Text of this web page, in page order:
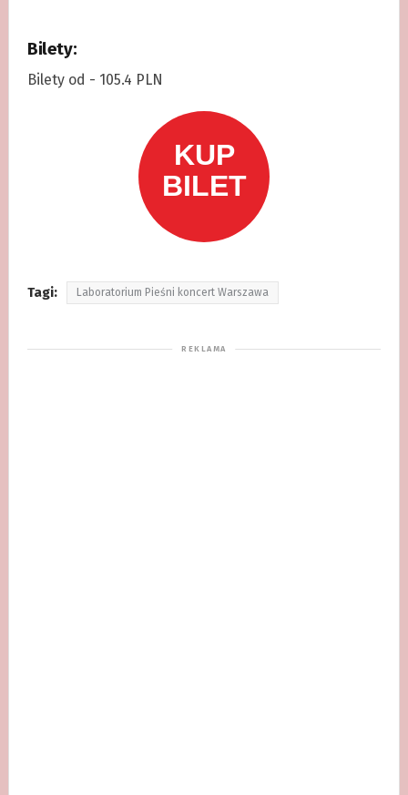
Bilety:
Bilety od - 105.4 PLN
Tagi: Laboratorium Pieśni koncert Warszawa